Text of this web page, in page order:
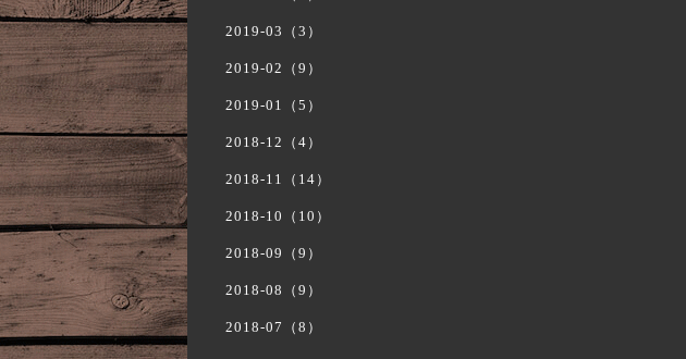
2019-03（3）
2019-02（9）
2019-01（5）
2018-12（4）
2018-11（14）
2018-10（10）
2018-09（9）
2018-08（9）
2018-07（8）